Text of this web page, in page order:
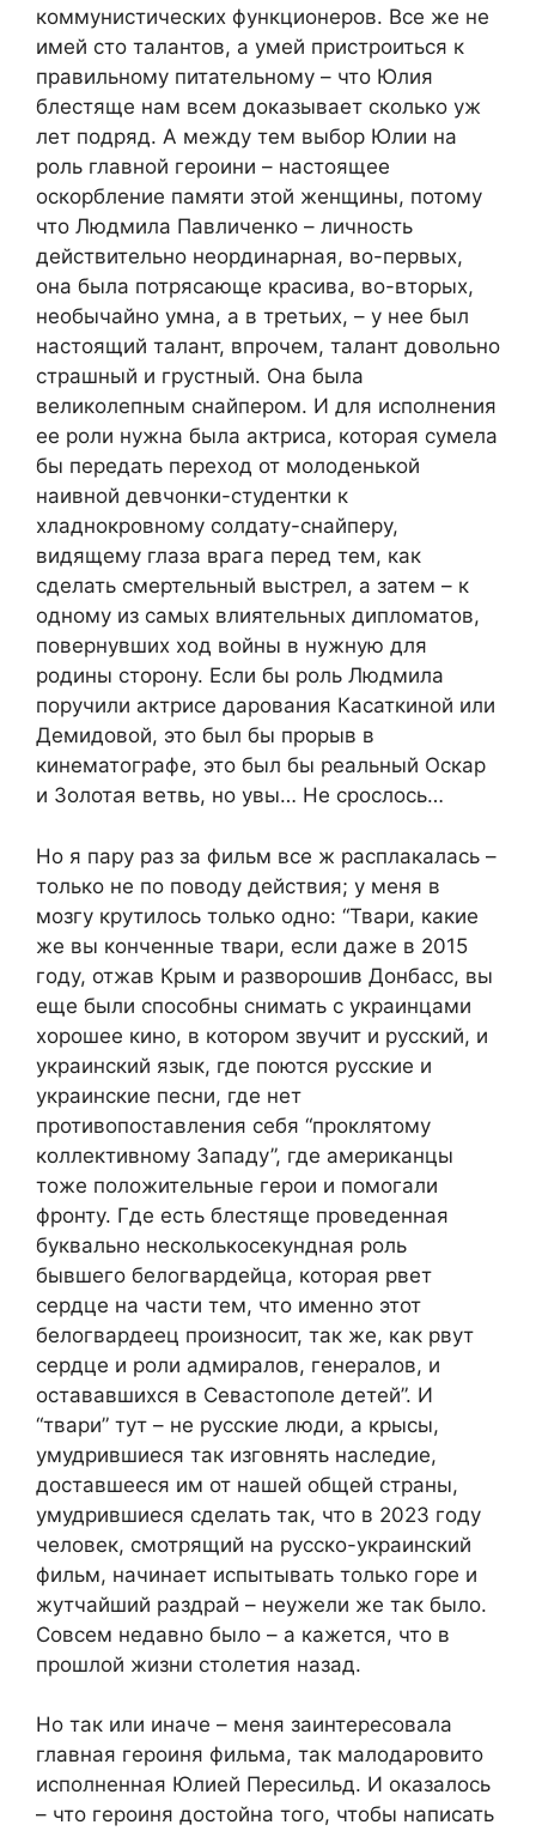
коммунистических функционеров. Все же не
имей сто талантов, а умей пристроиться к
правильному питательному – что Юлия
блестяще нам всем доказывает сколько уж
лет подряд. А между тем выбор Юлии на
роль главной героини – настоящее
оскорбление памяти этой женщины, потому
что Людмила Павличенко – личность
действительно неординарная, во-первых,
она была потрясающе красива, во-вторых,
необычайно умна, а в третьих, – у нее был
настоящий талант, впрочем, талант довольно
страшный и грустный. Она была
великолепным снайпером. И для исполнения
ее роли нужна была актриса, которая сумела
бы передать переход от молоденькой
наивной девчонки-студентки к
хладнокровному солдату-снайперу,
видящему глаза врага перед тем, как
сделать смертельный выстрел, а затем – к
одному из самых влиятельных дипломатов,
повернувших ход войны в нужную для
родины сторону. Если бы роль Людмила
поручили актрисе дарования Касаткиной или
Демидовой, это был бы прорыв в
кинематографе, это был бы реальный Оскар
и Золотая ветвь, но увы… Не срослось…
Но я пару раз за фильм все ж расплакалась –
только не по поводу действия; у меня в
мозгу крутилось только одно: “Твари, какие
же вы конченные твари, если даже в 2015
году, отжав Крым и разворошив Донбасс, вы
еще были способны снимать с украинцами
хорошее кино, в котором звучит и русский, и
украинский язык, где поются русские и
украинские песни, где нет
противопоставления себя “проклятому
коллективному Западу”, где американцы
тоже положительные герои и помогали
фронту. Где есть блестяще проведенная
буквально несколькосекундная роль
бывшего белогвардейца, которая рвет
сердце на части тем, что именно этот
белогвардеец произносит, так же, как рвут
сердце и роли адмиралов, генералов, и
остававшихся в Севастополе детей”. И
“твари” тут – не русские люди, а крысы,
умудрившиеся так изговнять наследие,
доставшееся им от нашей общей страны,
умудрившиеся сделать так, что в 2023 году
человек, смотрящий на русско-украинский
фильм, начинает испытывать только горе и
жутчайший раздрай – неужели же так было.
Совсем недавно было – а кажется, что в
прошлой жизни столетия назад.
Но так или иначе – меня заинтересовала
главная героиня фильма, так малодаровито
исполненная Юлией Пересильд. И оказалось
– что героиня достойна того, чтобы написать